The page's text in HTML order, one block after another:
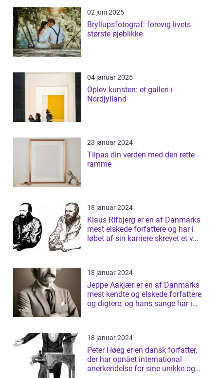
02 juni 2025
Bryllupsfotograf: forevig livets
største øjeblikke
04 januar 2025
Oplev kunsten: et galleri i
Nordjylland
23 januar 2024
Tilpas din verden med den rette
ramme
18 januar 2024
Klaus Rifbjerg er en af Danmarks
mest elskede forfattere og har i
løbet af sin karriere skrevet et v...
18 januar 2024
Jeppe Aakjær er en af Danmarks
mest kendte og elskede forfattere
og digtere, og hans sange har i
18 januar 2024
Peter Høeg er en dansk forfatter,
der har opnået international
anerkendelse for sine unikke og